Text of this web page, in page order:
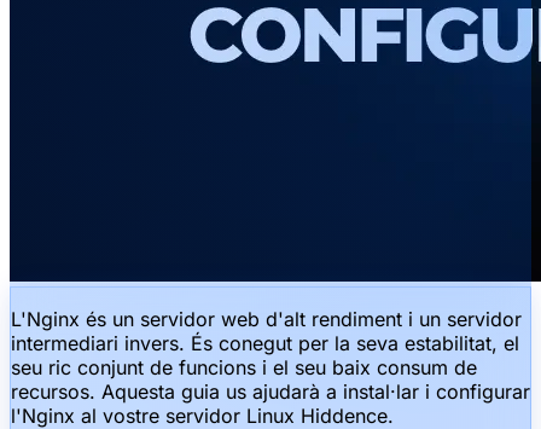
L'Nginx és un servidor web d'alt rendiment i un servidor
intermediari invers. És conegut per la seva estabilitat, el
seu ric conjunt de funcions i el seu baix consum de
recursos. Aquesta guia us ajudarà a instal·lar i configurar
l'Nginx al vostre servidor Linux Hiddence.